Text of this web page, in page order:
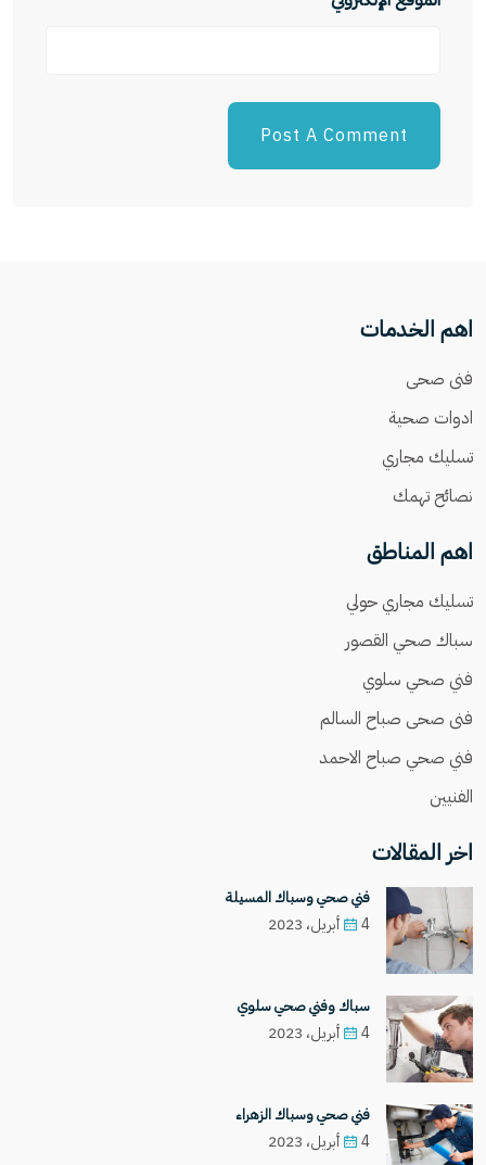
اهم الخدمات
فنى صحى
ادوات صحية
تسليك مجاري
نصائح تهمك
اهم المناطق
تسليك مجاري حولي
سباك صحي القصور
فني صحي سلوي
فنى صحى صباح السالم
فني صحي صباح الاحمد
الفنيين
اخر المقالات
فني صحي وسباك المسيلة
4 أبريل، 2023
سباك وفني صحي سلوي
4 أبريل، 2023
فني صحي وسباك الزهراء
4 أبريل، 2023